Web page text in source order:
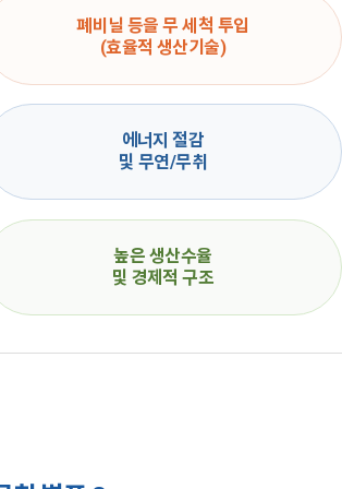
폐비닐 등을 무 세척 투입
(효율적 생산기술)
에너지 절감
및 무연/무취
높은 생산수율
및 경제적 구조